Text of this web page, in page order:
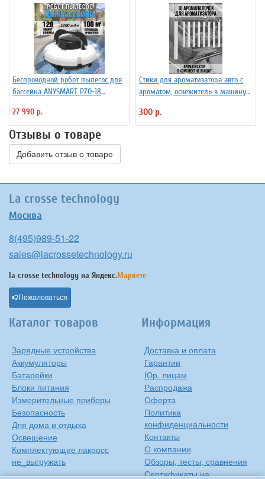
Беспроводной робот пылесос для
бассейна ANYSMART PZO-18
27 990 р.
Стики для ароматизатора авто с
ароматом, освежитель в машину
300 р.
Отзывы о товаре
Добавить отзыв о товаре
La crosse technology
Москва
8(495)989-51-22
sales@lacrossetechnology.ru
la crosse technology на Яндекс.Маркете
Пожаловаться
Каталог товаров
Зарядные устройства
Аккумуляторы
Батарейки
Блоки питания
Измерительные приборы
Безопасность
Для дома и отдыха
Освещение
Комплектующие лакросс
не_выгружать
Информация
Доставка и оплата
Гарантии
Юр. лицам
Распродажа
Оферта
Политика
конфиденциальности
Контакты
О компании
Обзоры, тесты, сравнения
Сертификаты на